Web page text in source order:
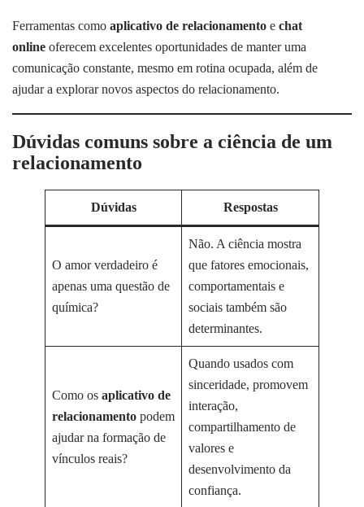
Ferramentas como aplicativo de relacionamento e chat
online oferecem excelentes oportunidades de manter uma
comunicação constante, mesmo em rotina ocupada, além de
ajudar a explorar novos aspectos do relacionamento.
Dúvidas comuns sobre a ciência de um
relacionamento
Dúvidas Respostas
O amor verdadeiro é
apenas uma questão de
química?
Não. A ciência mostra
que fatores emocionais,
comportamentais e
sociais também são
determinantes.
Como os aplicativo de
relacionamento podem
ajudar na formação de
vínculos reais?
Quando usados com
sinceridade, promovem
interação,
compartilhamento de
valores e
desenvolvimento da
confiança.